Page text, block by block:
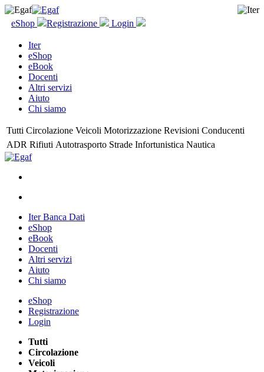
eShop Registrazione Login
Iter
eShop
eBook
Docenti
Altri servizi
Aiuto
Chi siamo
Tutti Circolazione Veicoli Motorizzazione Revisioni Conducenti
ADR Rifiuti Autotrasporto Strade Infortunistica Nautica
Iter Banca Dati
eShop
eBook
Docenti
Altri servizi
Aiuto
Chi siamo
eShop
Registrazione
Login
Tutti
Circolazione
Veicoli